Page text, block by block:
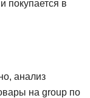
покупается в
анализ
на group по